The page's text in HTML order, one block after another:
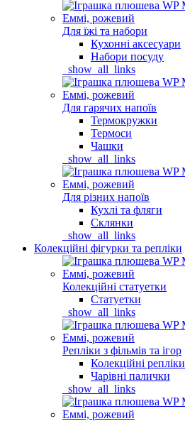
Для їжі та набори
Кухонні аксесуари
Набори посуду
_show_all_links
Для гарячих напоїв
Термокружки
Термоси
Чашки
_show_all_links
Для різних напоїв
Кухлі та фляги
Склянки
_show_all_links
Колекційні фігурки та репліки
Колекційні статуетки
Статуетки
_show_all_links
Репліки з фільмів та ігор
Колекційні репліки
Чарівні палички
_show_all_links